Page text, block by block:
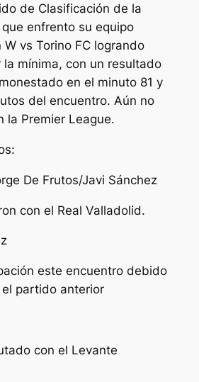
de Clasificación de la
enfrento su equipo
W vs Torino FC logrando
la mínima, con un resultado
en el minuto 81 y
del encuentro. Aún no
la Premier League.
De Frutos/Javi Sánchez
con el Real Valladolid.
este encuentro debido
partido anterior
con el Levante